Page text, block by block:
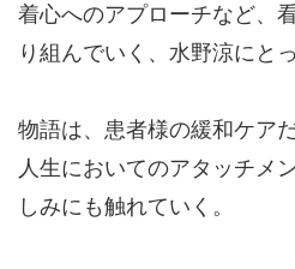
着心へのアプローチなど、
り組んでいく、水野涼にと
物語は、患者様の緩和ケア
人生においてのアタッチメ
しみにも触れていく。